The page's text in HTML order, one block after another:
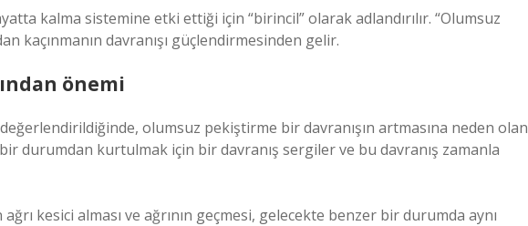
kalma sistemine etki ettiği için “birincil” olarak adlandırılır. “Olumsuz
kaçınmanın davranışı güçlendirmesinden gelir.
önemi
olumsuz pekiştirme bir davranışın artmasına neden olan
durumdan kurtulmak için bir davranış sergiler ve bu davranış zamanla
kesici alması ve ağrının geçmesi, gelecekte benzer bir durumda aynı